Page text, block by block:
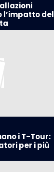
del
i T-Tour:
per i più